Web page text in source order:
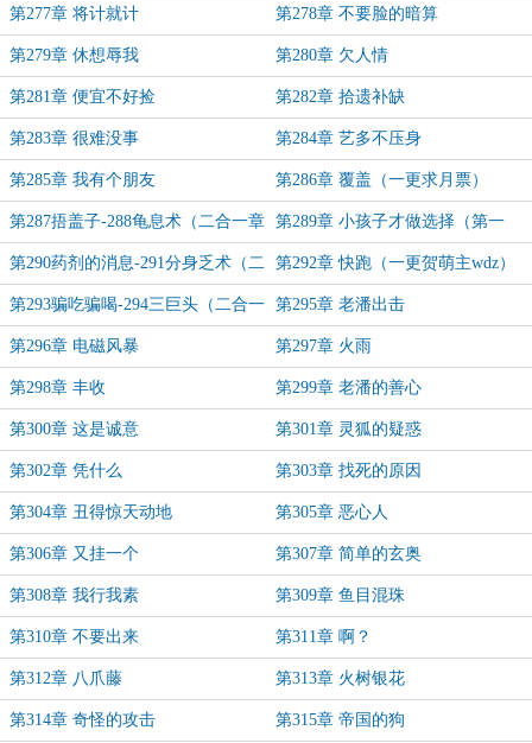
第277章 将计就计 第278章 不要脸的暗算
第279章 休想辱我 第280章 欠人情
第281章 便宜不好捡 第282章 拾遗补缺
第283章 很难没事 第284章 艺多不压身
第285章 我有个朋友 第286章 覆盖（一更求月票）
第287捂盖子-288龟息术（二合一章
节）
第289章 小孩子才做选择（第一
更）
第290药剂的消息-291分身乏术（二
合一）
第292章 快跑（一更贺萌主wdz）
第293骗吃骗喝-294三巨头（二合一
章节求月票）
第295章 老潘出击
第296章 电磁风暴 第297章 火雨
第298章 丰收 第299章 老潘的善心
第300章 这是诚意 第301章 灵狐的疑惑
第302章 凭什么 第303章 找死的原因
第304章 丑得惊天动地 第305章 恶心人
第306章 又挂一个 第307章 简单的玄奥
第308章 我行我素 第309章 鱼目混珠
第310章 不要出来 第311章 啊？
第312章 八爪藤 第313章 火树银花
第314章 奇怪的攻击 第315章 帝国的狗